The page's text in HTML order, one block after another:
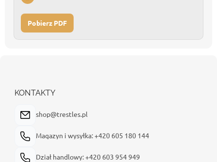
Pobierz PDF
KONTAKTY
shop@trestles.pl
Magazyn i wysyłka: +420 605 180 144
Dział handlowy: +420 603 954 949